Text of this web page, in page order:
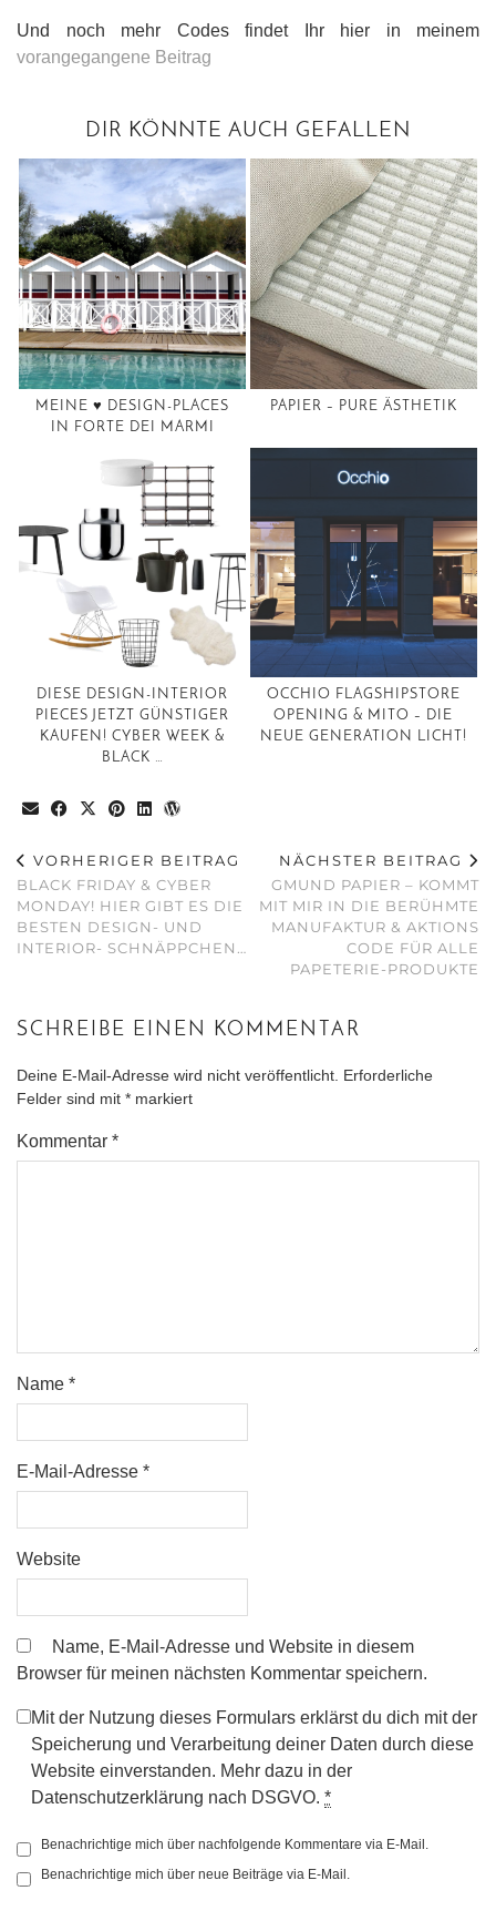
Und noch mehr Codes findet Ihr hier in meinem
vorangegangene Beitrag
DIR KÖNNTE AUCH GEFALLEN
MEINE ♥️ DESIGN-PLACES
IN FORTE DEI MARMI
PAPIER – PURE ÄSTHETIK
DIESE DESIGN-INTERIOR
PIECES JETZT GÜNSTIGER
KAUFEN! CYBER WEEK &
BLACK …
OCCHIO FLAGSHIPSTORE
OPENING & MITO – DIE
NEUE GENERATION LICHT!
VORHERIGER BEITRAG
BLACK FRIDAY & CYBER
MONDAY! HIER GIBT ES DIE
BESTEN DESIGN- UND
INTERIOR- SCHNÄPPCHEN…
NÄCHSTER BEITRAG
GMUND PAPIER – KOMMT
MIT MIR IN DIE BERÜHMTE
MANUFAKTUR & AKTIONS
CODE FÜR ALLE
PAPETERIE-PRODUKTE
SCHREIBE EINEN KOMMENTAR
Deine E-Mail-Adresse wird nicht veröffentlicht. Erforderliche
Felder sind mit * markiert
Kommentar *
Name *
E-Mail-Adresse *
Website
Name, E-Mail-Adresse und Website in diesem
Browser für meinen nächsten Kommentar speichern.
Mit der Nutzung dieses Formulars erklärst du dich mit der
Speicherung und Verarbeitung deiner Daten durch diese
Website einverstanden. Mehr dazu in der
Datenschutzerklärung nach DSGVO. *
Benachrichtige mich über nachfolgende Kommentare via E-Mail.
Benachrichtige mich über neue Beiträge via E-Mail.